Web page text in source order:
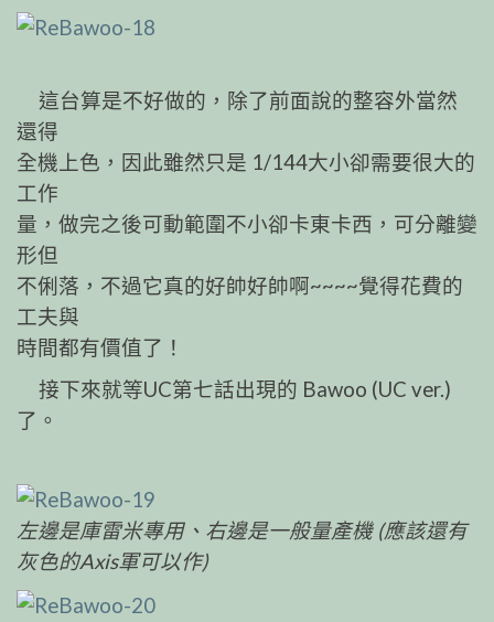
這台算是不好做的，除了前面說的整容外當然
還得
全機上色，因此雖然只是 1/144大小卻需要很大的
工作
量，做完之後可動範圍不小卻卡東卡西，可分離變
形但
不俐落，不過它真的好帥好帥啊~~~~覺得花費的
工夫與
時間都有價值了！
接下來就等UC第七話出現的 Bawoo (UC ver.)
了。
左邊是庫雷米專用、右邊是一般量產機 (應該還有
灰色的Axis軍可以作)